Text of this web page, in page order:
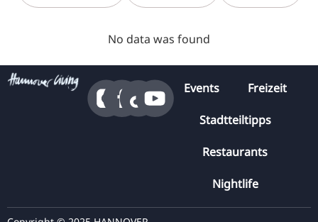
No data was found
Events Freizeit
Stadtteiltipps
Restaurants
Nightlife